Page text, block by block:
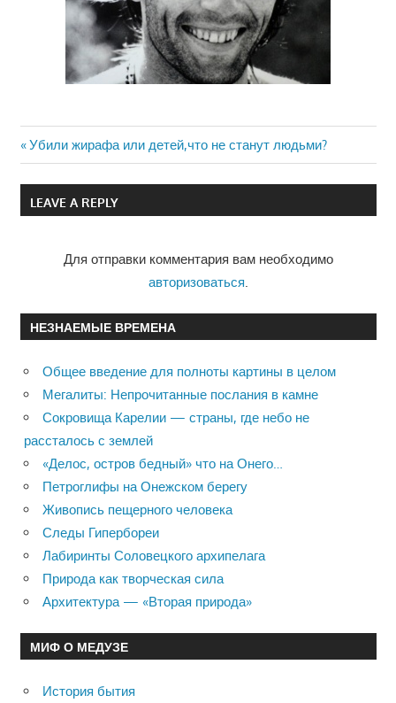
Навигация
по
Previous
Post:
Убили жирафа или детей,что не станут людьми?
LEAVE A REPLY
Для отправки комментария вам необходимо
авторизоваться
НЕЗНАЕМЫЕ ВРЕМЕНА
Общее введение для полноты картины в целом
Мегалиты: Непрочитанные послания в камне
Сокровища Карелии — страны, где небо не
рассталось с землей
«Делос, остров бедный» что на Онего…
Петроглифы на Онежском берегу
Живопись пещерного человека
Следы Гипербореи
Лабиринты Соловецкого архипелага
Природа как творческая сила
Архитектура — «Вторая природа»
МИФ О МЕДУЗЕ
История бытия